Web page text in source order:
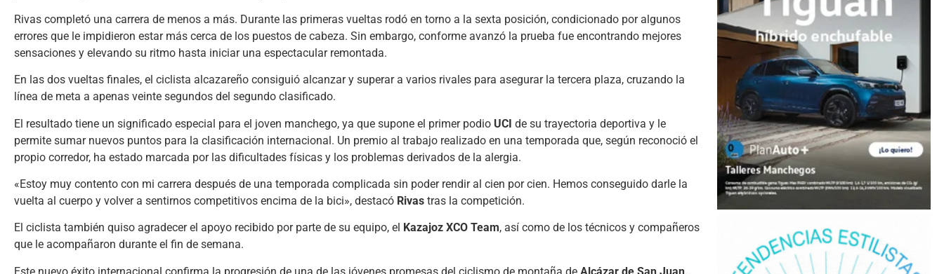
Rivas completó una carrera de menos a más. Durante las primeras vueltas rodó en torno a la sexta posición, condicionado por algunos
errores que le impidieron estar más cerca de los puestos de cabeza. Sin embargo, conforme avanzó la prueba fue encontrando mejores
sensaciones y elevando su ritmo hasta iniciar una espectacular remontada.
En las dos vueltas finales, el ciclista alcazareño consiguió alcanzar y superar a varios rivales para asegurar la tercera plaza, cruzando la
línea de meta a apenas veinte segundos del segundo clasificado.
El resultado tiene un significado especial para el joven manchego, ya que supone el primer podio UCI de su trayectoria deportiva y le
permite sumar nuevos puntos para la clasificación internacional. Un premio al trabajo realizado en una temporada que, según reconoció el
propio corredor, ha estado marcada por las dificultades físicas y los problemas derivados de la alergia.
«Estoy muy contento con mi carrera después de una temporada complicada sin poder rendir al cien por cien. Hemos conseguido darle la
vuelta al cuerpo y volver a sentirnos competitivos encima de la bici», destacó Rivas tras la competición.
El ciclista también quiso agradecer el apoyo recibido por parte de su equipo, el Kazajoz XCO Team, así como de los técnicos y compañeros
que le acompañaron durante el fin de semana.